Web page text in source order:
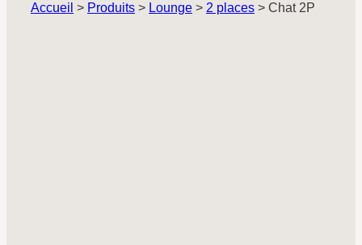
Accueil > Produits > Lounge > 2 places > Chat 2P